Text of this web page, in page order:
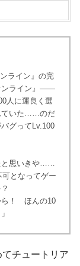
ライン』の完
ンライン』――
人に運良く選
ていた……のだ
グってLv.100
と思いきや……
となってゲー
ら！ ほんの10
チュートリア